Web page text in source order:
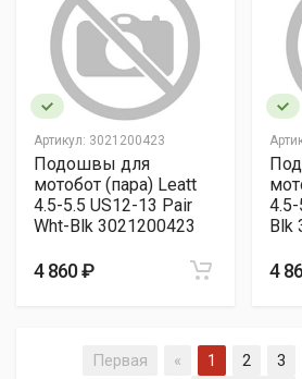
Артикул: 3021200423
Подошвы для
мотобот (пара) Leatt
4.5-5.5 US12-13 Pair
Wht-Blk 3021200423
4 860 ₽
4.5-
Blk
4
Первая « 1 2 3